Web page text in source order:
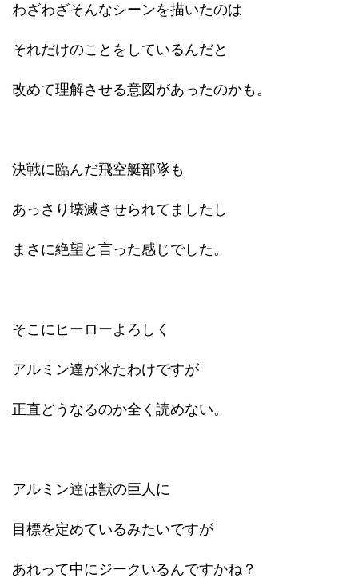
わざわざそんなシーンを描いたのは
それだけのことをしているんだと
改めて理解させる意図があったのかも。
決戦に臨んだ飛空艇部隊も
あっさり壊滅させられてましたし
まさに絶望と言った感じでした。
そこにヒーローよろしく
アルミン達が来たわけですが
正直どうなるのか全く読めない。
アルミン達は獣の巨人に
目標を定めているみたいですが
あれって中にジークいるんですかね？